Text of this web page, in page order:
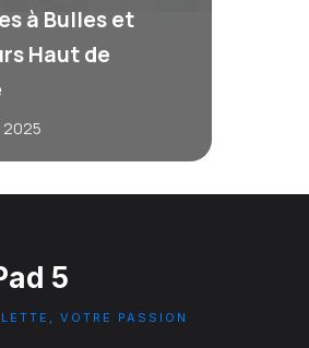
à Bulles et
Haut de
2025
5
VOTRE PASSION